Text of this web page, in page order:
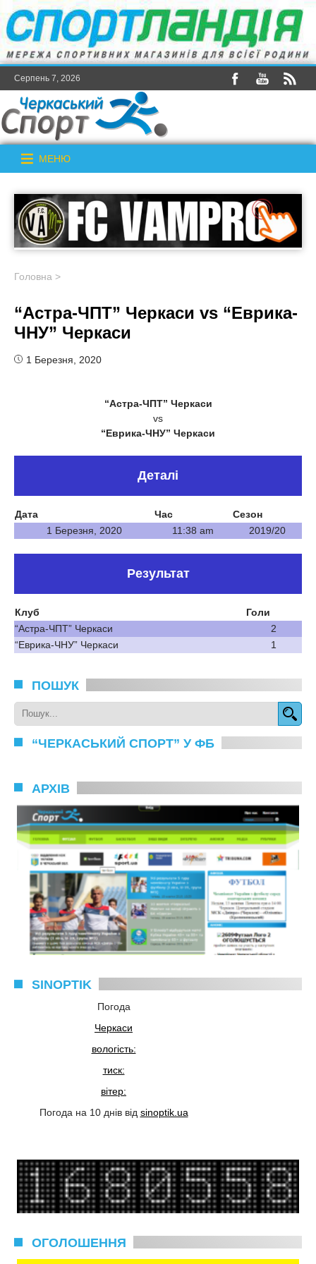
Серпень 7, 2026
МЕНЮ
Головна >
“Астра-ЧПТ” Черкаси vs “Еврика-
ЧНУ” Черкаси
1 Березня, 2020
“Астра-ЧПТ” Черкаси
vs
“Еврика-ЧНУ” Черкаси
Деталі
Дата Час
Сезон
1 Березня, 2020
11:38 am 2019/20
Результат
Клуб
Голи
“Астра-ЧПТ” Черкаси
2
“Еврика-ЧНУ” Черкаси
1
ПОШУК
“ЧЕРКАСЬКИЙ СПОРТ” У ФБ
АРХІВ
SINOPTIK
Погода
Черкаси
вологість:
тиск:
вітер:
Погода на 10 днів від sinoptik.ua
ОГОЛОШЕННЯ